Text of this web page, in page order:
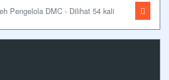
Pengelola DMC - Dilihat 54 kali